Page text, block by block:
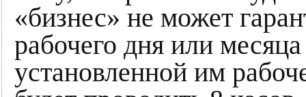
«бизнес» не может
рабочего дня или
установленной им